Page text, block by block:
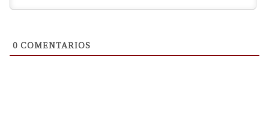
0 COMENTARIOS